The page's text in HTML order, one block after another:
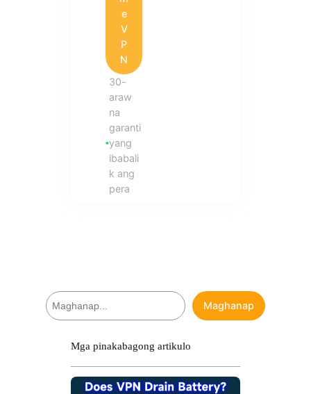
e
V
P
N
30-
araw
na
garanti
yang
ibabali
k ang
pera
M
a
Maghanap
Mga pinakabagong artikulo